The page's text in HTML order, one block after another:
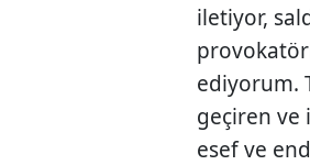
iletiyor,
ediyorum.
geçiren ve
esef ve